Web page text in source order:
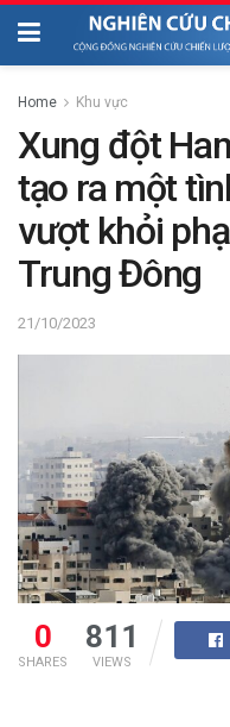
Home Khu vực
Xung đột
tạo ra một
vượt khỏi
Trung Đông
21/10/2023
0
SHARES
811
VIEWS